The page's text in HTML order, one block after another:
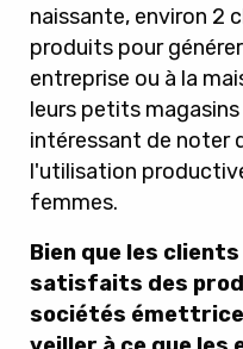
naissante, environ 2
produits pour
entreprise ou à la
leurs petits
intéressant de noter
l'utilisation
femmes.
Bien que les
satisfaits des
sociétés